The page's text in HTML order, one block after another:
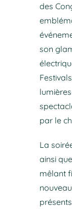
des
son
par le
La
ainsi
mêlant